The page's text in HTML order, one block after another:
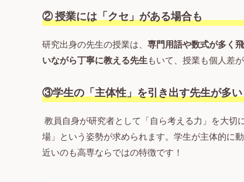
② 授業には「クセ」がある場合も
研究出身の先生の授業は、 専門用語や数式が多く
いながら丁寧に教える先生もいて、授業も個人差
③学生の「主体性」を引き出す先生が多い
教員自身が研究者として「自ら考える力」を大切
場」という姿勢が求められます。学生が主体的に
近いのも高専ならではの特徴です！